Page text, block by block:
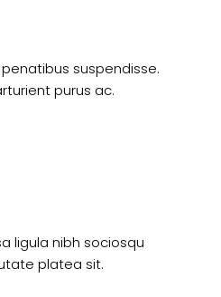
suspendisse.
purus ac.
ligula nibh sociosqu
platea sit.